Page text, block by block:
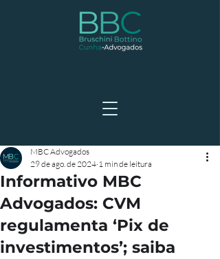
Informativo MBC
Advogados: CVM
regulamenta ‘Pix de
investimentos’; saiba
MBC Advogados
29 de ago. de 2024 1 min de leitura